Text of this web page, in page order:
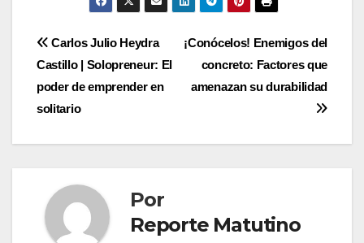
entradas
Navegación
de
entradas
¡Conócelos! Enemigos del
concreto: Factores que
amenazan su durabilidad
Carlos Julio Heydra
Castillo | Solopreneur: El
poder de emprender en
solitario
Por
Reporte Matutino